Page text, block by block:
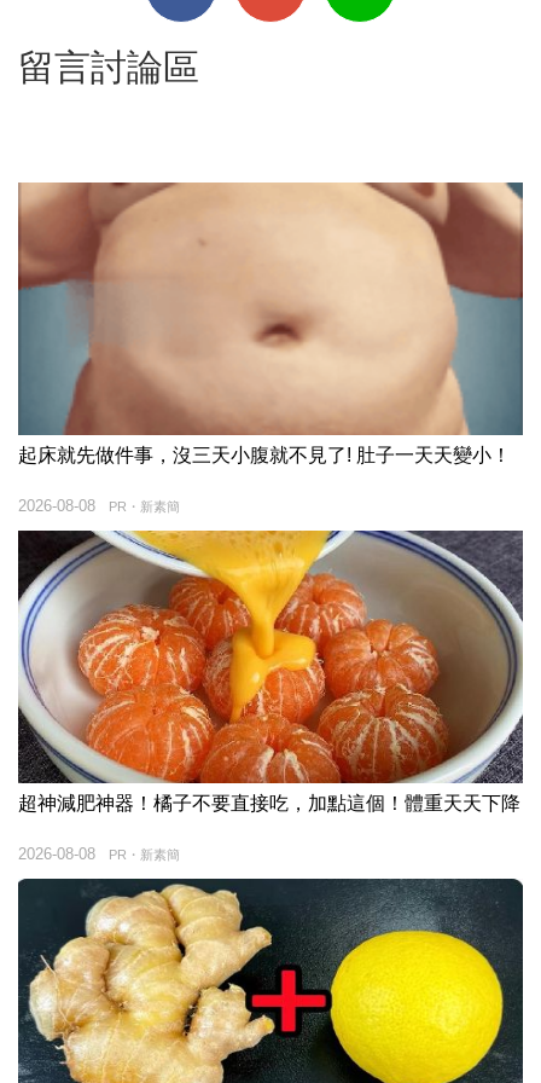
留言討論區
起床就先做件事，沒三天小腹就不見了! 肚子一天天變小！
PR・新素簡
2026-08-08
超神減肥神器！橘子不要直接吃，加點這個！體重天天下降
PR・新素簡
2026-08-08